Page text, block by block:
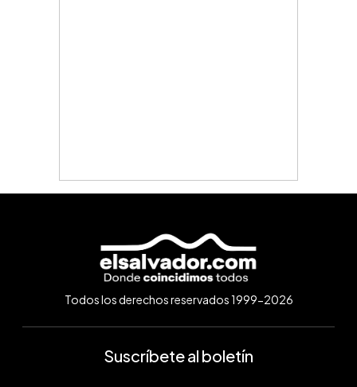
Todos los derechos reservados 1999-2026
Suscríbete al boletín